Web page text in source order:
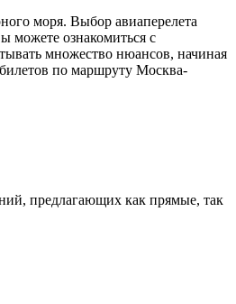
можете ознакомиться с
множество нюансов, начиная
по маршруту Москва-
предлагающих как прямые, так